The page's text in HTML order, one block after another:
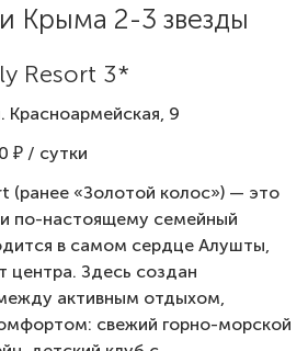
Крыма 2-3 звезды
Resort 3*
Красноармейская, 9
₽ / сутки
(ранее «Золотой колос») — это
по-настоящему семейный
в самом сердце Алушты,
центра. Здесь создан
активным отдыхом,
свежий горно-морской